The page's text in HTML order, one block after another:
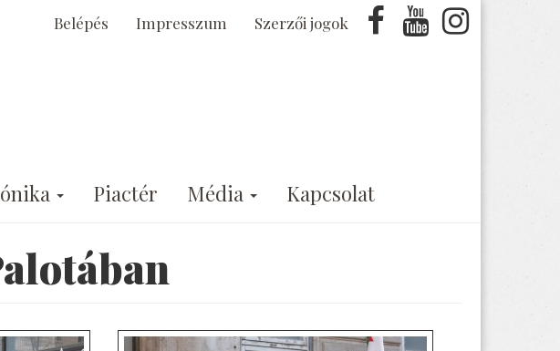
Belépés Impresszum Szerzői jogok
Piactér Média Kapcsolat